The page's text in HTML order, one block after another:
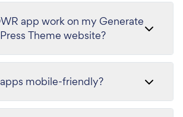
app work on my Generate
Theme website?
mobile-friendly?